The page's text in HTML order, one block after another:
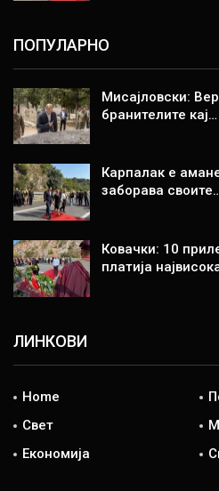
ПОПУЛАРНО
Мисајловски:
бранителите кај…
Карпалак е
заборава
Ковачки: 10
платија
ЛИНКОВИ
Home
Свет
Економија